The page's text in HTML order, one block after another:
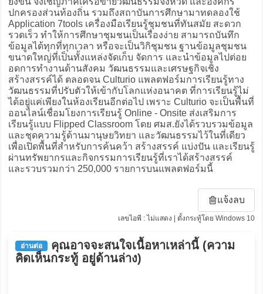
ปกครองส่วนท้องถิ่น รวมถึงสถาบันการศึกษามาทดลองใช้
Application 7tools เครื่องมือเรียนรู้ชุมชนที่ทันสมัย สะดวก
รวดเร็ว ทำให้การศึกษาชุมชนเป็นเรื่องง่าย สามารถบันทึก
ข้อมูลได้ทุกที่ทุกเวลา หรือจะเป็นวิกิชุมชน ฐานข้อมูลชุมชน
ขนาดใหญ่ที่เป็นทั้งแหล่งจัดเก็บ จัดการ และนำข้อมูลไปต่อย
อดการทำงานด้านสังคม วัฒนธรรมและเศรษฐกิจเชิง
สร้างสรรค์ได้ ตลอดจน Culturio แพลตฟอร์มการเรียนรู้ทาง
วัฒนธรรมที่ปรับตัวให้เข้ากับโลกแห่งอนาคต ที่การเรียนรู้ไม่
ได้อยู่แค่เพียงในห้องเรียนอีกต่อไป เพราะ Culturio จะเป็นพื้นที่
ออนไลน์เชื่อมโยงการเรียนรู้ Online - Onsite ส่งเสริมการ
เรียนรู้แบบ Flipped Classroom โดย ศมส.ยังได้รวบรวมข้อมูล
และชุดความรู้ด้านมานุษยวิทยา และวัฒนธรรมไว้ในที่เดียว
เพื่อเปิดพื้นที่สำหรับการค้นคว้า สร้างสรรค์ แบ่งปัน และเรียนรู้
ผ่านทรัพยากรและกิจกรรมการเรียนรู้ที่เราได้สร้างสรรค์
และรวบรวมกว่า 250,000 รายการบนแพลตฟอร์มนี้
แจ้งลบ
เลขไอพี : ไม่แสดง | ตั้งกระทู้โดย Windows 10
อ่านต่อ
คุณอาจจะสนใจเนื้อหาเหล่านี้ (ความ
คิดเห็นกระทู้ อยู่ด้านล่าง)